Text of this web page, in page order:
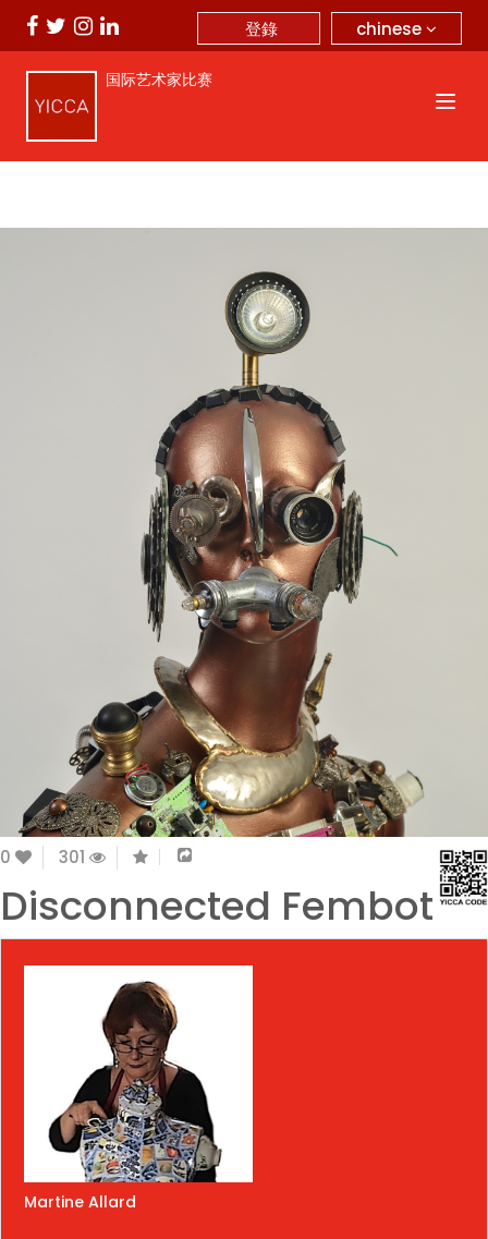
chinese
登錄
国际艺术家比赛
0 301
Disconnected Fembot
Martine Allard